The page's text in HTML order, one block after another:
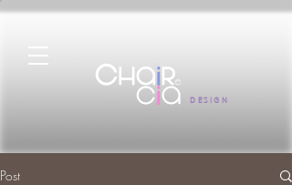
DESIGN
Post